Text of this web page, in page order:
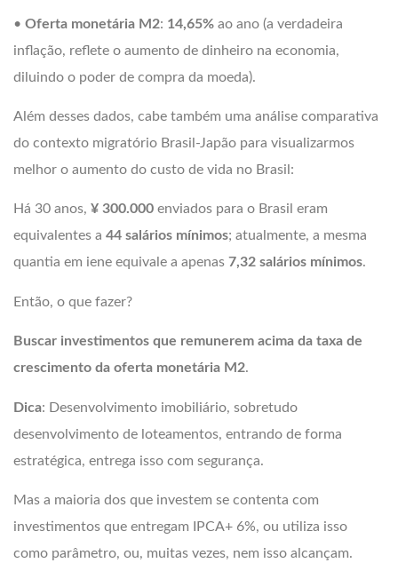
• Oferta monetária M2: 14,65% ao ano (a verdadeira
inflação, reflete o aumento de dinheiro na economia,
diluindo o poder de compra da moeda).
Além desses dados, cabe também uma análise comparativa
do contexto migratório Brasil-Japão para visualizarmos
melhor o aumento do custo de vida no Brasil:
Há 30 anos, ¥ 300.000 enviados para o Brasil eram
equivalentes a 44 salários mínimos; atualmente, a mesma
quantia em iene equivale a apenas 7,32 salários mínimos.
Então, o que fazer?
Buscar investimentos que remunerem acima da taxa de
crescimento da oferta monetária M2.
Dica: Desenvolvimento imobiliário, sobretudo
desenvolvimento de loteamentos, entrando de forma
estratégica, entrega isso com segurança.
Mas a maioria dos que investem se contenta com
investimentos que entregam IPCA+ 6%, ou utiliza isso
como parâmetro, ou, muitas vezes, nem isso alcançam.